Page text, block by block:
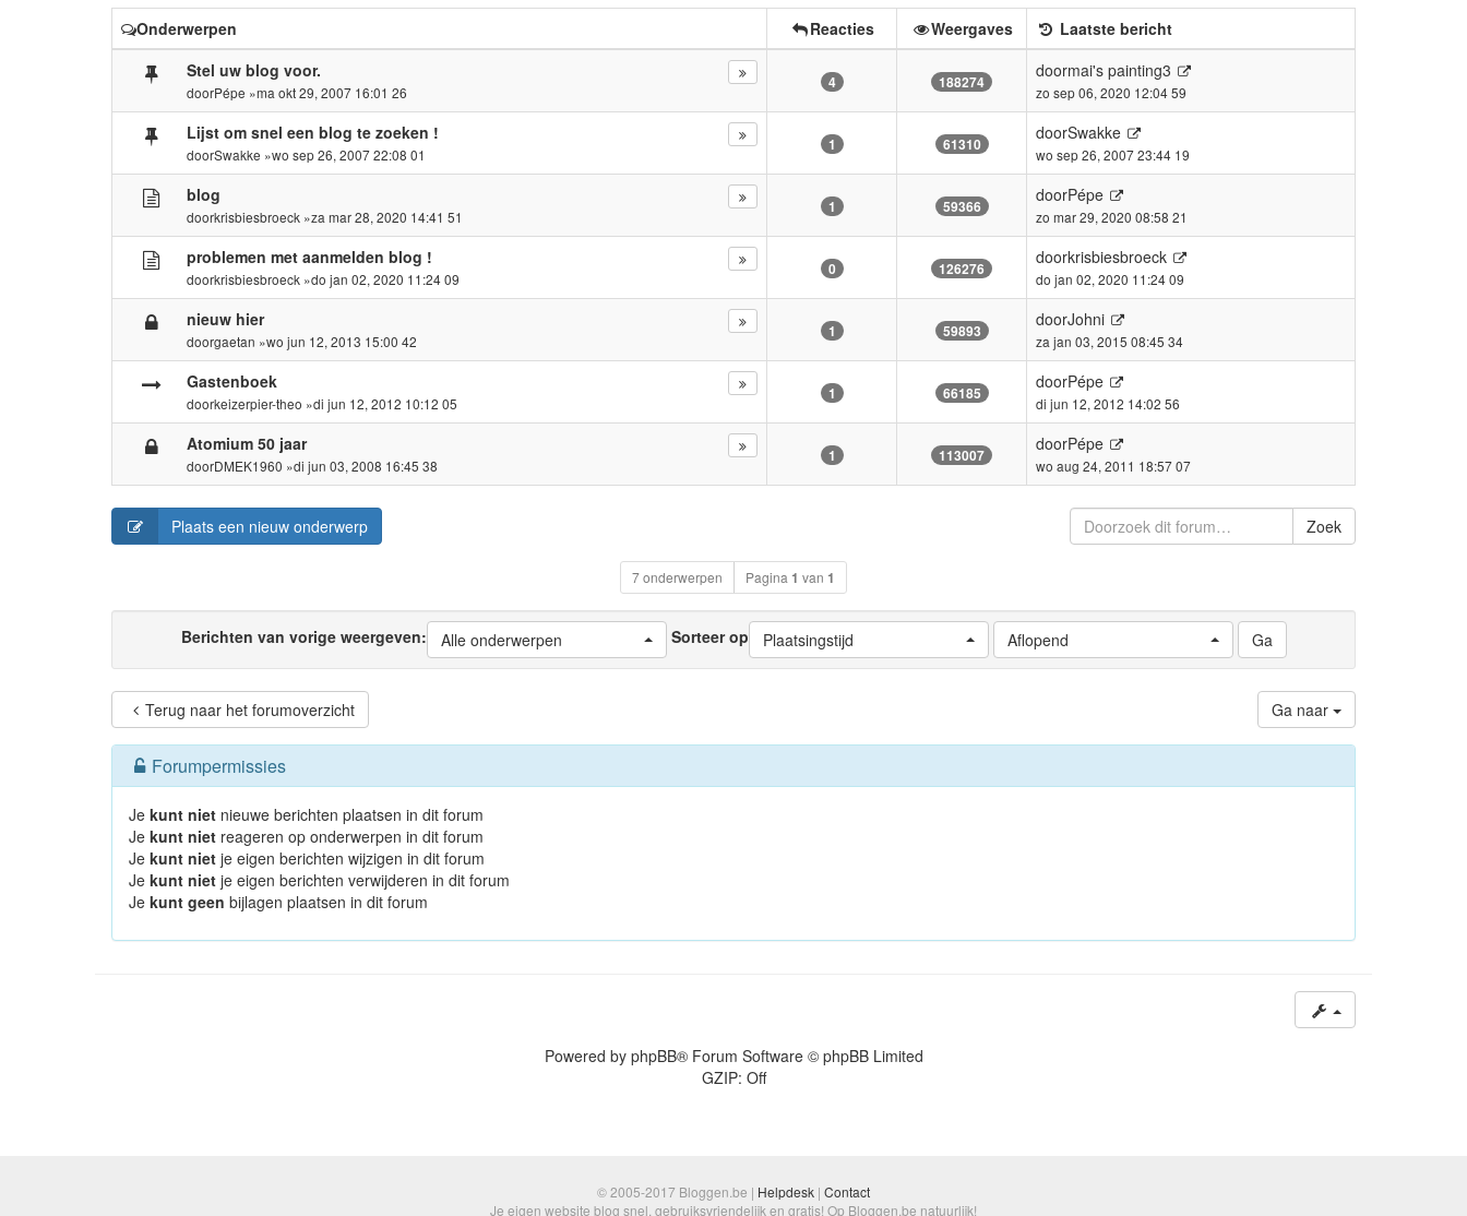
Onderwerpen Reacties Weergaves
Laatste bericht
Stel uw blog voor.
doorPépe »ma okt 29, 2007 16:01 26
4 188274
doormai's painting3
zo sep 06, 2020 12:04 59
Lijst om snel een blog te zoeken !
doorSwakke »wo sep 26, 2007 22:08 01
1 61310
doorSwakke
wo sep 26, 2007 23:44 19
blog
doorkrisbiesbroeck »za mar 28, 2020 14:41 51
1 59366
doorPépe
zo mar 29, 2020 08:58 21
problemen met aanmelden blog !
doorkrisbiesbroeck »do jan 02, 2020 11:24 09
0 126276
doorkrisbiesbroeck
do jan 02, 2020 11:24 09
nieuw hier
doorgaetan »wo jun 12, 2013 15:00 42
1 59893
doorJohni
za jan 03, 2015 08:45 34
Gastenboek
doorkeizerpier-theo »di jun 12, 2012 10:12 05
1 66185
doorPépe
di jun 12, 2012 14:02 56
Atomium 50 jaar
doorDMEK1960 »di jun 03, 2008 16:45 38
1 113007
doorPépe
wo aug 24, 2011 18:57 07
Plaats een nieuw onderwerp Zoek
7 onderwerpen Pagina 1 van 1
Berichten van vorige weergeven: Alle onderwerpen Sorteer op Plaatsingstijd Aflopend
Terug naar het forumoverzicht Ga naar
Forumpermissies
Je kunt niet nieuwe berichten plaatsen in dit forum
Je kunt niet reageren op onderwerpen in dit forum
Je kunt niet je eigen berichten wijzigen in dit forum
Je kunt niet je eigen berichten verwijderen in dit forum
Je kunt geen bijlagen plaatsen in dit forum
Powered by phpBB® Forum Software © phpBB Limited
GZIP: Off
© 2005-2017 Bloggen.be | Helpdesk | Contact
Je eigen website blog snel, gebruiksvriendelijk en gratis! Op Bloggen.be natuurlijk!